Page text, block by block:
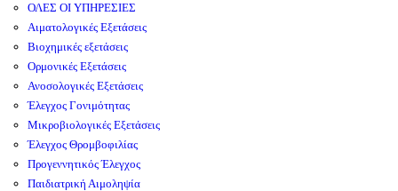
ΟΛΕΣ ΟΙ ΥΠΗΡΕΣΙΕΣ
Αιματολογικές Εξετάσεις
Βιοχημικές εξετάσεις
Ορμονικές Εξετάσεις
Ανοσολογικές Εξετάσεις
Έλεγχος Γονιμότητας
Μικροβιολογικές Εξετάσεις
Έλεγχος Θρομβοφιλίας
Προγεννητικός Έλεγχος
Παιδιατρική Αιμοληψία